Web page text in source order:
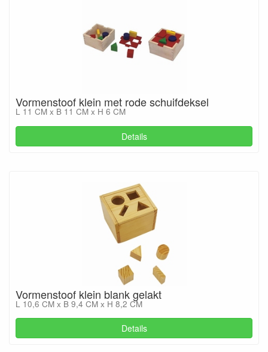
Vormenstoof klein met rode schuifdeksel
L 11 CM x B 11 CM x H 6 CM
Details
Vormenstoof klein blank gelakt
L 10,6 CM x B 9,4 CM x H 8,2 CM
Details